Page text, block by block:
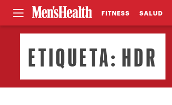
FITNESS SALUD
ETIQUETA: HDR